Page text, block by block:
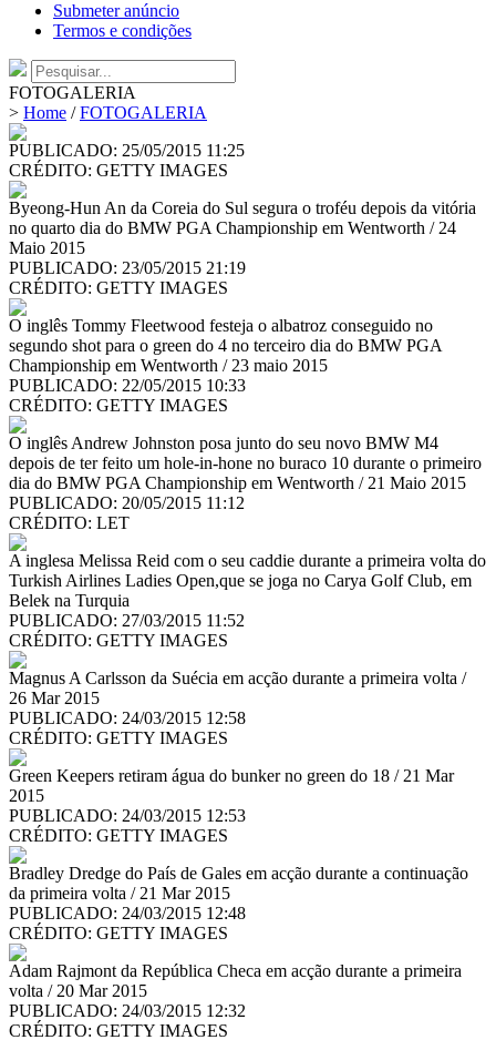
Submeter anúncio
Termos e condições
FOTOGALERIA
> Home /FOTOGALERIA
PUBLICADO: 25/05/2015 11:25
CRÉDITO: GETTY IMAGES
Byeong-Hun An da Coreia do Sul segura o troféu depois da vitória
no quarto dia do BMW PGA Championship em Wentworth / 24
Maio 2015
PUBLICADO: 23/05/2015 21:19
CRÉDITO: GETTY IMAGES
O inglês Tommy Fleetwood festeja o albatroz conseguido no
segundo shot para o green do 4 no terceiro dia do BMW PGA
Championship em Wentworth / 23 maio 2015
PUBLICADO: 22/05/2015 10:33
CRÉDITO: GETTY IMAGES
O inglês Andrew Johnston posa junto do seu novo BMW M4
depois de ter feito um hole-in-hone no buraco 10 durante o primeiro
dia do BMW PGA Championship em Wentworth / 21 Maio 2015
PUBLICADO: 20/05/2015 11:12
CRÉDITO: LET
A inglesa Melissa Reid com o seu caddie durante a primeira volta do
Turkish Airlines Ladies Open,que se joga no Carya Golf Club, em
Belek na Turquia
PUBLICADO: 27/03/2015 11:52
CRÉDITO: GETTY IMAGES
Magnus A Carlsson da Suécia em acção durante a primeira volta /
26 Mar 2015
PUBLICADO: 24/03/2015 12:58
CRÉDITO: GETTY IMAGES
Green Keepers retiram água do bunker no green do 18 / 21 Mar
2015
PUBLICADO: 24/03/2015 12:53
CRÉDITO: GETTY IMAGES
Bradley Dredge do País de Gales em acção durante a continuação
da primeira volta / 21 Mar 2015
PUBLICADO: 24/03/2015 12:48
CRÉDITO: GETTY IMAGES
Adam Rajmont da República Checa em acção durante a primeira
volta / 20 Mar 2015
PUBLICADO: 24/03/2015 12:32
CRÉDITO: GETTY IMAGES